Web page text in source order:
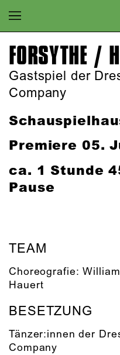
Zur
Zum Hauptinhalt
Zum Footer
FORSYTHE /
Gastspiel der
Company
Premiere 05.
ca. 1 Stunde
Pause
TEAM
Choreografie:
Hauert
BESETZUNG
Tänzer:innen der
Company